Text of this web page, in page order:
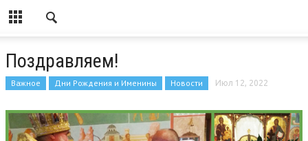
Поздравляем!
Важное Дни Рождения и Именины Новости Июл 12, 2022